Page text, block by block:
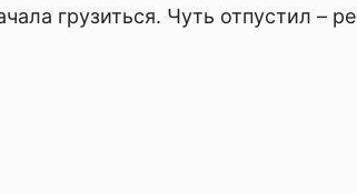
грузиться. Чуть отпустил –